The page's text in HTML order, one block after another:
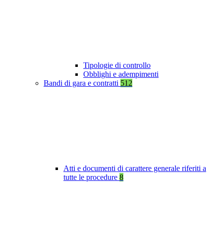
Tipologie di controllo
Obblighi e adempimenti
Bandi di gara e contratti 512
Atti e documenti di carattere generale riferiti a
tutte le procedure 8